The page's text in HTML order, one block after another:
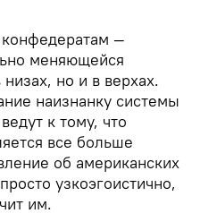
—
меняющейся
но и в верхах.
наизнанку системы
к тому, что
все больше
об американских
узкоэгоистично,
им.